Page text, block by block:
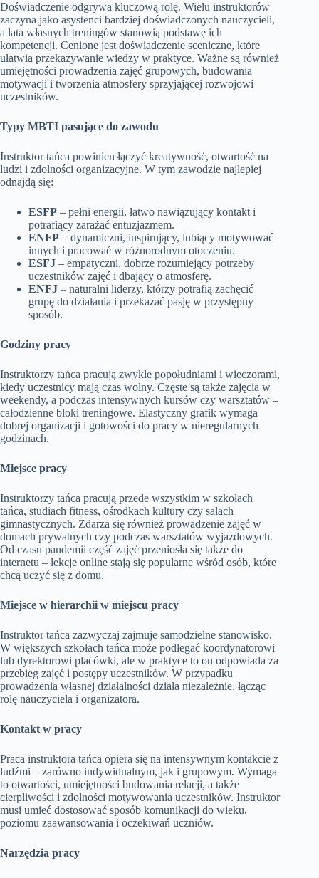
Doświadczenie odgrywa kluczową rolę. Wielu instruktorów
zaczyna jako asystenci bardziej doświadczonych nauczycieli,
a lata własnych treningów stanowią podstawę ich
kompetencji. Cenione jest doświadczenie sceniczne, które
ułatwia przekazywanie wiedzy w praktyce. Ważne są również
umiejętności prowadzenia zajęć grupowych, budowania
motywacji i tworzenia atmosfery sprzyjającej rozwojowi
uczestników.
Typy MBTI pasujące do zawodu
Instruktor tańca powinien łączyć kreatywność, otwartość na
ludzi i zdolności organizacyjne. W tym zawodzie najlepiej
odnajdą się:
ESFP – pełni energii, łatwo nawiązujący kontakt i
potrafiący zarażać entuzjazmem.
ENFP – dynamiczni, inspirujący, lubiący motywować
innych i pracować w różnorodnym otoczeniu.
ESFJ – empatyczni, dobrze rozumiejący potrzeby
uczestników zajęć i dbający o atmosferę.
ENFJ – naturalni liderzy, którzy potrafią zachęcić
grupę do działania i przekazać pasję w przystępny
sposób.
Godziny pracy
Instruktorzy tańca pracują zwykle popołudniami i wieczorami,
kiedy uczestnicy mają czas wolny. Częste są także zajęcia w
weekendy, a podczas intensywnych kursów czy warsztatów –
całodzienne bloki treningowe. Elastyczny grafik wymaga
dobrej organizacji i gotowości do pracy w nieregularnych
godzinach.
Miejsce pracy
Instruktorzy tańca pracują przede wszystkim w szkołach
tańca, studiach fitness, ośrodkach kultury czy salach
gimnastycznych. Zdarza się również prowadzenie zajęć w
domach prywatnych czy podczas warsztatów wyjazdowych.
Od czasu pandemii część zajęć przeniosła się także do
internetu – lekcje online stają się popularne wśród osób, które
chcą uczyć się z domu.
Miejsce w hierarchii w miejscu pracy
Instruktor tańca zazwyczaj zajmuje samodzielne stanowisko.
W większych szkołach tańca może podlegać koordynatorowi
lub dyrektorowi placówki, ale w praktyce to on odpowiada za
przebieg zajęć i postępy uczestników. W przypadku
prowadzenia własnej działalności działa niezależnie, łącząc
rolę nauczyciela i organizatora.
Kontakt w pracy
Praca instruktora tańca opiera się na intensywnym kontakcie z
ludźmi – zarówno indywidualnym, jak i grupowym. Wymaga
to otwartości, umiejętności budowania relacji, a także
cierpliwości i zdolności motywowania uczestników. Instruktor
musi umieć dostosować sposób komunikacji do wieku,
poziomu zaawansowania i oczekiwań uczniów.
Narzędzia pracy